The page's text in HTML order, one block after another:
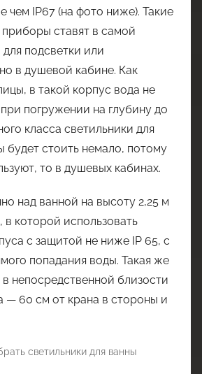
чем IP67 (на фото ниже). Такие
ставят в самой
подсветки или
в душевой кабине. Как
в такой корпус вода не
погружении на глубину до
класса светильники для
будет стоить немало, потому
то в душевых кабинах.
над ванной на высоту 2,25 м
в которой использовать
с защитой не ниже IP 65, с
попадания воды. Такая же
в непосредственной близости
— 60 см от крана в стороны и